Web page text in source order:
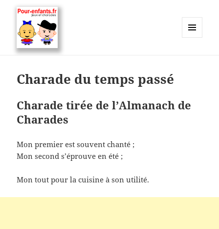
devinettes, pour enfants.
Charade du temps passé
Charade tirée de l’Almanach de
Charades
Mon premier est souvent chanté ;
Mon second s’éprouve en été ;
Mon tout pour la cuisine à son utilité.